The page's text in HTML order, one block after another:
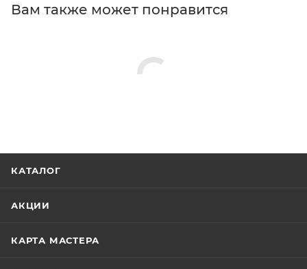
Вам также может понравится
КАТАЛОГ
АКЦИИ
КАРТА МАСТЕРА